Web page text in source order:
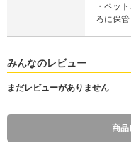
・ペッ
ろに保管
みんなのレビュー
まだレビューがありません
商品